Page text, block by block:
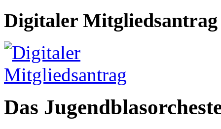
Digitaler Mitgliedsantrag
Das